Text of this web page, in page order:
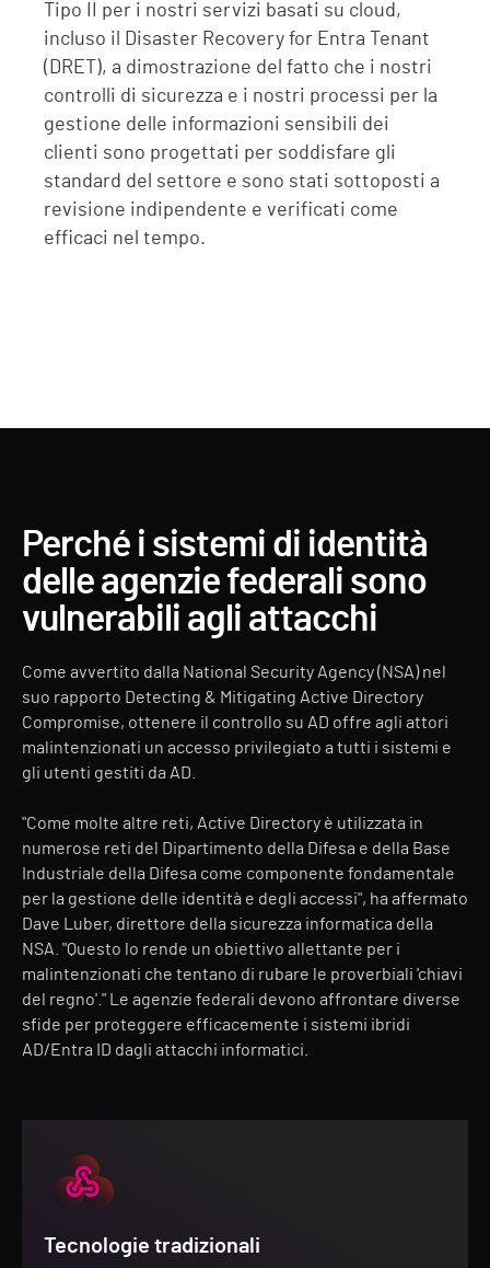
Tipo II per i nostri servizi basati su cloud,
incluso il Disaster Recovery for Entra Tenant
(DRET), a dimostrazione del fatto che i nostri
controlli di sicurezza e i nostri processi per la
gestione delle informazioni sensibili dei
clienti sono progettati per soddisfare gli
standard del settore e sono stati sottoposti a
revisione indipendente e verificati come
efficaci nel tempo.
Perché i sistemi di identità
delle agenzie federali sono
vulnerabili agli attacchi
Come avvertito dalla National Security Agency (NSA) nel
suo rapporto Detecting & Mitigating Active Directory
Compromise, ottenere il controllo su AD offre agli attori
malintenzionati un accesso privilegiato a tutti i sistemi e
gli utenti gestiti da AD.
"Come molte altre reti, Active Directory è utilizzata in
numerose reti del Dipartimento della Difesa e della Base
Industriale della Difesa come componente fondamentale
per la gestione delle identità e degli accessi", ha affermato
Dave Luber, direttore della sicurezza informatica della
NSA. "Questo lo rende un obiettivo allettante per i
malintenzionati che tentano di rubare le proverbiali 'chiavi
del regno'." Le agenzie federali devono affrontare diverse
sfide per proteggere efficacemente i sistemi ibridi
AD/Entra ID dagli attacchi informatici.
Tecnologie tradizionali